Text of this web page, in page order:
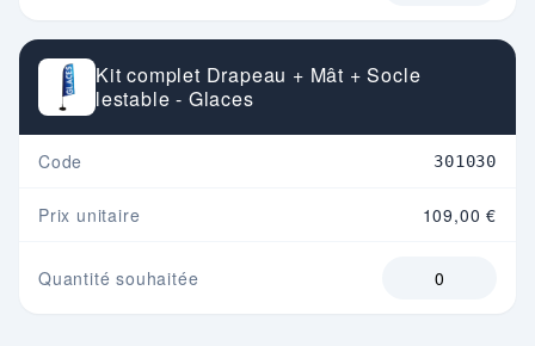
Kit complet Drapeau + Mât + Socle
lestable - Glaces
Code 301030
Prix unitaire 109,00 €
Quantité souhaitée